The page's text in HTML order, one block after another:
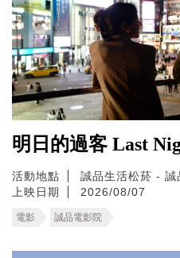
明日的過客 Last
活動地點
誠品生活松菸 - 誠
上映日期
2026/08/07
電影 誠品電影院